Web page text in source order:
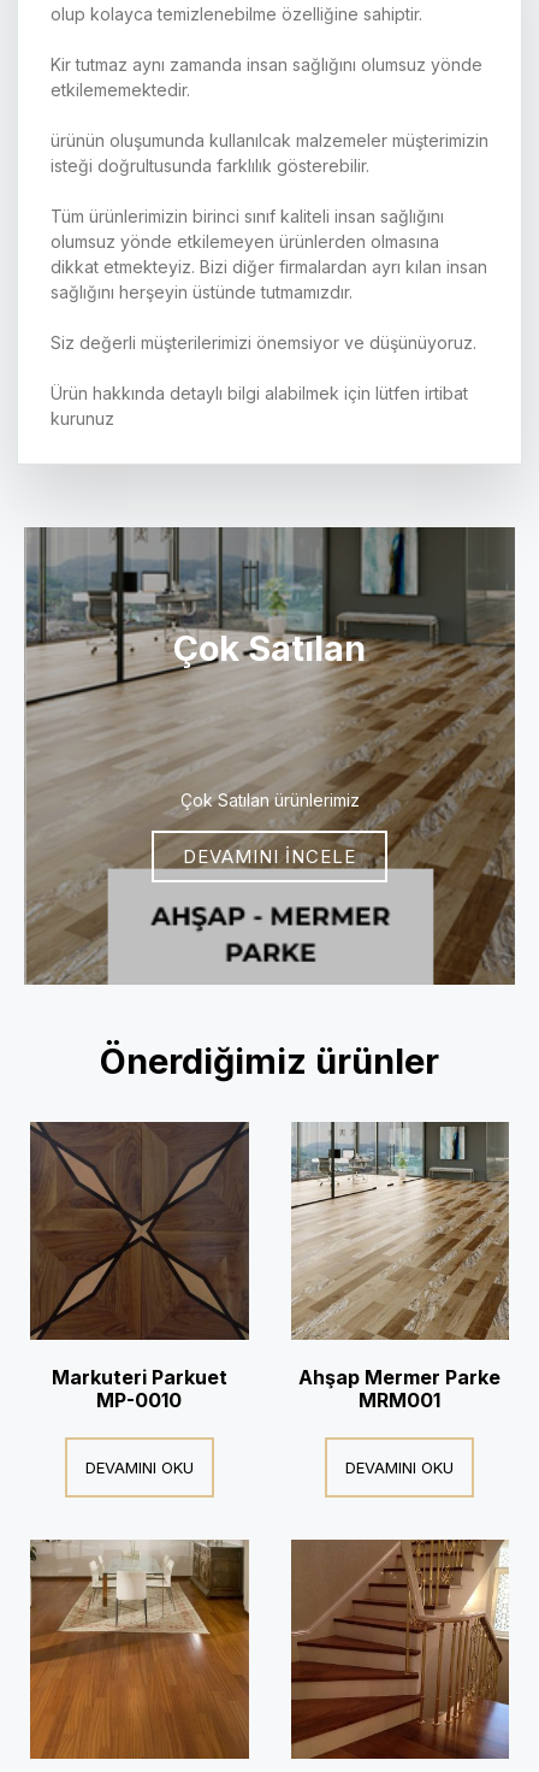
olup kolayca temizlenebilme özelliğine sahiptir.
Kir tutmaz aynı zamanda insan sağlığını olumsuz yönde
etkilememektedir.
ürünün oluşumunda kullanılcak malzemeler müşterimizin
isteği doğrultusunda farklılık gösterebilir.
Tüm ürünlerimizin birinci sınıf kaliteli insan sağlığını
olumsuz yönde etkilemeyen ürünlerden olmasına
dikkat etmekteyiz. Bizi diğer firmalardan ayrı kılan insan
sağlığını herşeyin üstünde tutmamızdır.
Siz değerli müşterilerimizi önemsiyor ve düşünüyoruz.
Ürün hakkında detaylı bilgi alabilmek için lütfen irtibat
kurunuz
Çok Satılan
Çok Satılan ürünlerimiz
DEVAMINI İNCELE
Önerdiğimiz ürünler
Markuteri Parkuet
MP-0010
DEVAMINI OKU
Ahşap Mermer Parke
MRM001
DEVAMINI OKU